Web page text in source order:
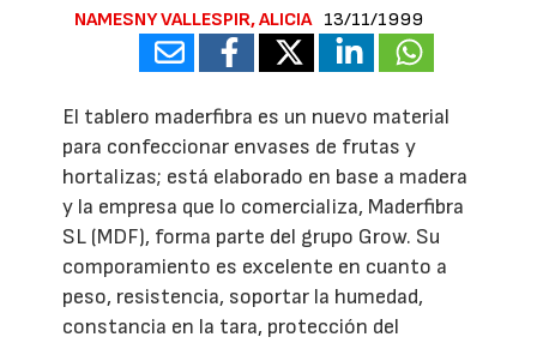
NAMESNY VALLESPIR, ALICIA 13/11/1999
El tablero maderfibra es un nuevo material
para confeccionar envases de frutas y
hortalizas; está elaborado en base a madera
y la empresa que lo comercializa, Maderfibra
SL (MDF), forma parte del grupo Grow. Su
comporamiento es excelente en cuanto a
peso, resistencia, soportar la humedad,
constancia en la tara, protección del